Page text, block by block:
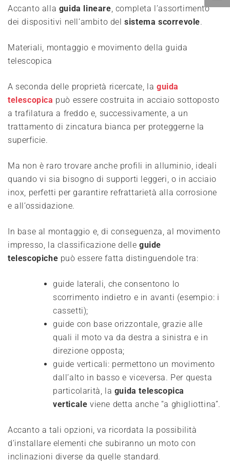
Accanto alla guida lineare, completa l’assortimento
dei dispositivi nell’ambito delsistema scorrevole.
Materiali, montaggio e movimento della guida
telescopica
A seconda delle proprietà ricercate, la guida
telescopica può essere costruita in acciaio sottoposto
a trafilatura a freddo e, successivamente, a un
trattamento di zincatura bianca per proteggerne la
superficie.
Ma non è raro trovare anche profili in alluminio, ideali
quando vi sia bisogno di supporti leggeri, o in acciaio
inox, perfetti per garantire refrattarietà alla corrosione
e all’ossidazione.
In base al montaggio e, di conseguenza, al movimento
impresso, la classificazione delleguide
telescopiche può essere fatta distinguendole tra:
guide laterali, che consentono lo
scorrimento indietro e in avanti (esempio: i
cassetti);
guide con base orizzontale, grazie alle
quali il moto va da destra a sinistra e in
direzione opposta;
guide verticali: permettono un movimento
dall’alto in basso e viceversa. Per questa
particolarità, la guida telescopica
verticale viene detta anche “a ghigliottina”.
Accanto a tali opzioni, va ricordata la possibilità
d’installare elementi che subiranno un moto con
inclinazioni diverse da quelle standard.